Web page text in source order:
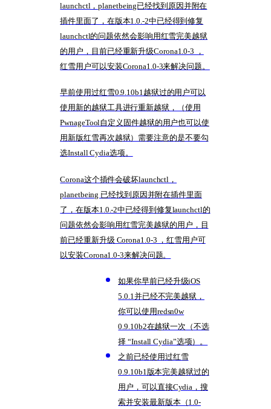
launchctl，planetbeing已经找到原因并附在
插件里面了，在版本1.0.-2中已经得到修复
launchctl的问题依然会影响用红雪完美越狱
的用户，目前已经重新升级Corona1.0-3 ，
红雪用户可以安装Corona1.0-3来解决问题。
早前使用过红雪0.9.10b1越狱过的用户可以
使用新的越狱工具进行重新越狱，（使用
PwnageTool自定义固件越狱的用户也可以使
用新版红雪再次越狱）需要注意的是不要勾
选Install Cydia选项。
Corona这个插件会破坏launchctl，
planetbeing 已经找到原因并附在插件里面
了，在版本1.0.-2中已经得到修复launchctl的
问题依然会影响用红雪完美越狱的用户，目
前已经重新升级 Corona1.0-3 ，红雪用户可
以安装Corona1.0-3来解决问题。
如果你早前已经升级iOS
5.0.1并已经不完美越狱，
你可以使用redsn0w
0.9.10b2在越狱一次（不选
择 “Install Cydia”选项）。
之前已经使用过红雪
0.9.10b1版本完美越狱过的
用户，可以直接Cydia，搜
索并安装最新版本（1.0-